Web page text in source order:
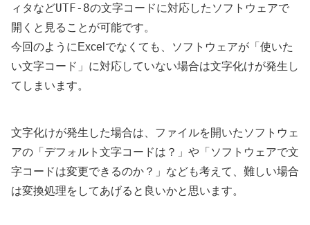
ィタなどUTF-8の文字コードに対応したソフトウェアで
開くと見ることが可能です。
今回のようにExcelでなくても、ソフトウェアが「使いた
い文字コード」に対応していない場合は文字化けが発生し
てしまいます。
文字化けが発生した場合は、ファイルを開いたソフトウェ
アの「デフォルト文字コードは？」や「ソフトウェアで文
字コードは変更できるのか？」なども考えて、難しい場合
は変換処理をしてあげると良いかと思います。